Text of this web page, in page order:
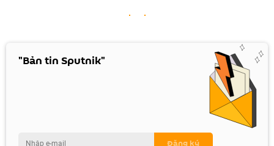
"Bản tin Sputnik"